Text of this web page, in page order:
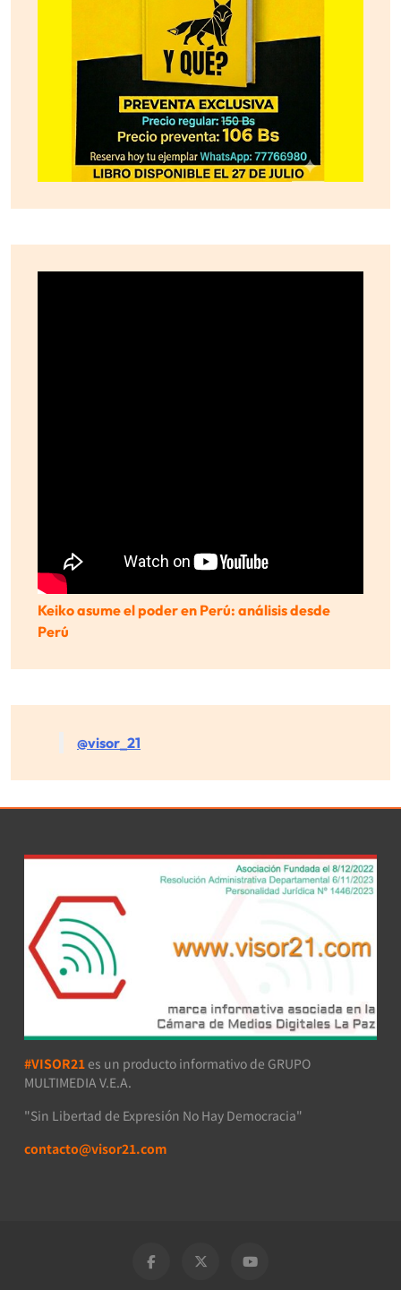
Keiko asume el poder en Perú: análisis desde
Perú
@visor_21
#VISOR21 es un producto informativo de GRUPO
MULTIMEDIA V.E.A.
"Sin Libertad de Expresión No Hay Democracia"
contacto@visor21.com